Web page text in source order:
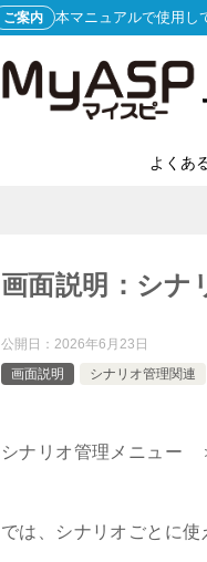
ご案内 本マニュアルで使用し
よくあ
画面説明：シナ
公開日： 2026年6月23日
画面説明
シナリオ管理関連
シナリオ管理メニュー
では、シナリオごとに